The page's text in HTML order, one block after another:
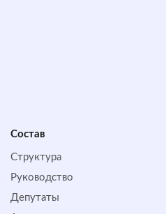
Состав
Структура
Руководство
Депутаты